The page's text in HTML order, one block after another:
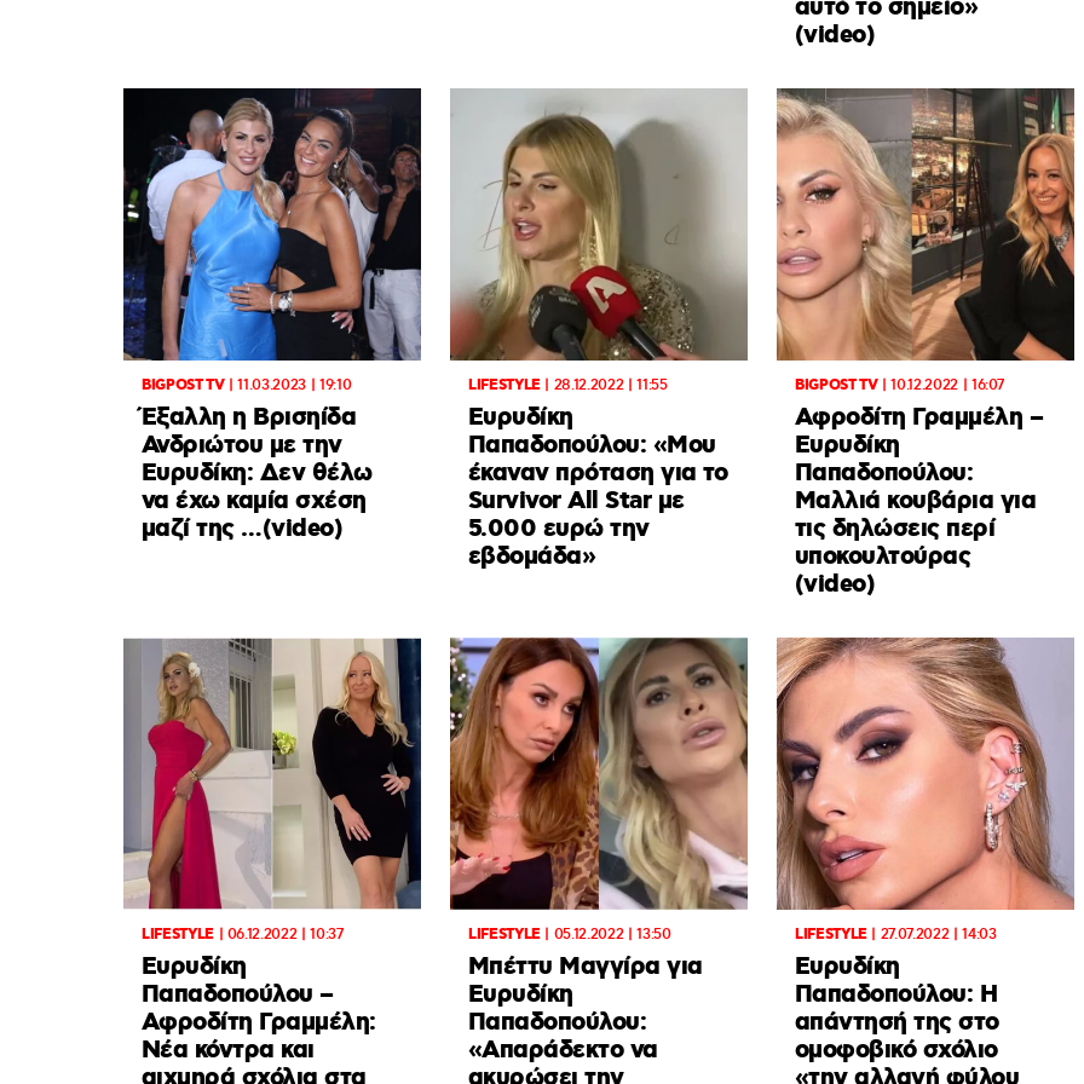
αυτό το σημείο»
(video)
BIGPOST TV|11.03.2023 | 19:10
Έξαλλη η Βρισηίδα
Ανδριώτου με την
Ευρυδίκη: Δεν θέλω
να έχω καμία σχέση
μαζί της …(video)
LIFESTYLE| 28.12.2022 | 11:55
Ευρυδίκη
Παπαδοπούλου: «Μου
έκαναν πρόταση για το
Survivor All Star με
5.000 ευρώ την
εβδομάδα»
BIGPOST TV|10.12.2022 | 16:07
Αφροδίτη Γραμμέλη –
Ευρυδίκη
Παπαδοπούλου:
Μαλλιά κουβάρια για
τις δηλώσεις περί
υποκουλτούρας
(video)
LIFESTYLE| 06.12.2022 | 10:37
Ευρυδίκη
Παπαδοπούλου –
Αφροδίτη Γραμμέλη:
Νέα κόντρα και
LIFESTYLE| 05.12.2022 | 13:50
Mπέττυ Μαγγίρα για
Ευρυδίκη
Παπαδοπούλου:
«Απαράδεκτο να
LIFESTYLE| 27.07.2022 | 14:03
Ευρυδίκη
Παπαδοπούλου: Η
απάντησή της στο
ομοφοβικό σχόλιο